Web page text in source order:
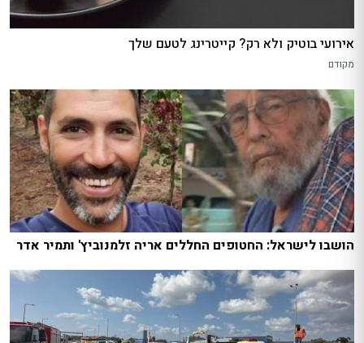
אירועי בוטיק ולא רק? קייטרינג לטעם שלך
מקודם
הושבו לישראל: החטופים החללים אריה זלמנוביץ' ותמיר אדר